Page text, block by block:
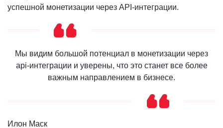
успешной монетизации через API-интеграции.
Мы видим большой потенциал в монетизации через
api-интеграции и уверены, что это станет все более
важным направлением в бизнесе.
Илон Маск